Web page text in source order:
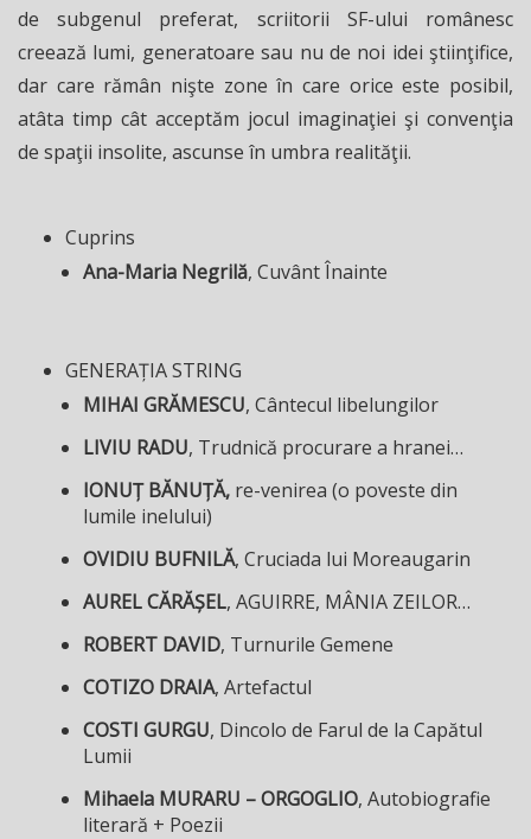
de subgenul preferat, scriitorii SF-ului românesc
creează lumi, generatoare sau nu de noi idei ştiinţifice,
dar care rămân nişte zone în care orice este posibil,
atâta timp cât acceptăm jocul imaginaţiei şi convenţia
de spaţii insolite, ascunse în umbra realităţii.
Cuprins
Ana-Maria Negrilă, Cuvânt Înainte
GENERAȚIA STRING
MIHAI GRĂMESCU, Cântecul libelungilor
LIVIU RADU, Trudnică procurare a hranei…
IONUȚ BĂNUȚĂ, re-venirea (o poveste din
lumile inelului)
OVIDIU BUFNILĂ, Cruciada lui Moreaugarin
AUREL CĂRĂȘEL, AGUIRRE, MÂNIA ZEILOR…
ROBERT DAVID, Turnurile Gemene
COTIZO DRAIA, Artefactul
COSTI GURGU, Dincolo de Farul de la Capătul
Lumii
Mihaela MURARU – ORGOGLIO, Autobiografie
literară + Poezii